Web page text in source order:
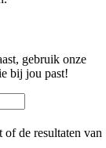
gebruik onze
bij jou past!
de resultaten van